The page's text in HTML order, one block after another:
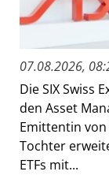
07.08.2026,
Die SIX Swiss
den Asset
Emittentin von
Tochter
ETFs mit...